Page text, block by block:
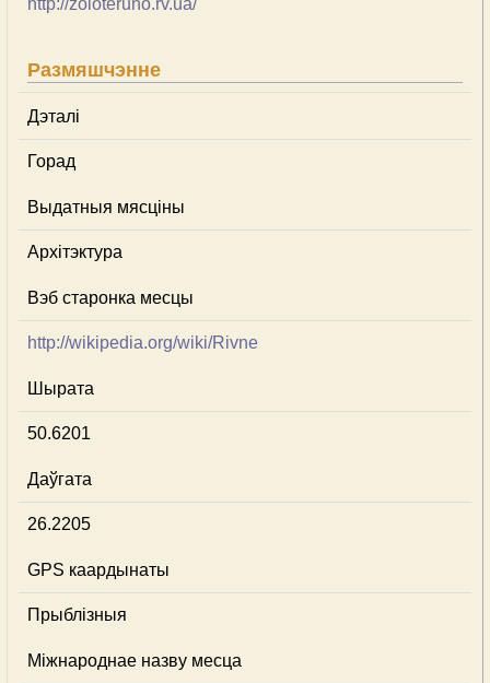
http://zoloteruno.rv.ua/
Размяшчэнне
Дэталі
Горад
Выдатныя мясціны
Архітэктура
Вэб старонка месцы
http://wikipedia.org/wiki/Rivne
Шырата
50.6201
Даўгата
26.2205
GPS каардынаты
Прыблізныя
Міжнароднае назву месца